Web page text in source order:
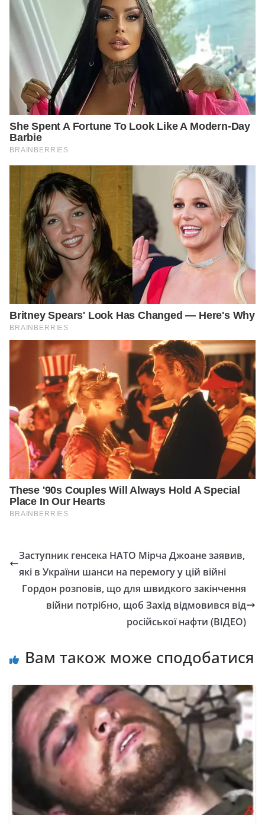
Заступник генсека НАТО Мірча Джоане заявив,
які в України шанси на перемогу у цій війні
Гордон розповів, що для швидкого закінчення
війни потрібно, щоб Захід відмовився від
російської нафти (ВІДЕО)
Вам також може сподобатися